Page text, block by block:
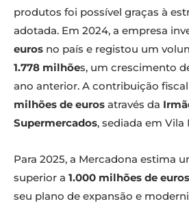
produtos foi possível graças à
adotada. Em 2024, a empresa
euros no país e registou um
1.778 milhões, um crescimento
ano anterior. A contribuição
milhões de euros através da
Supermercados, sediada em Vila
Para 2025, a Mercadona estima
superior a 1.000 milhões de euros
seu plano de expansão e